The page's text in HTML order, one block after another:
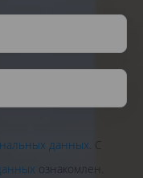
данных. С
ознакомлен.